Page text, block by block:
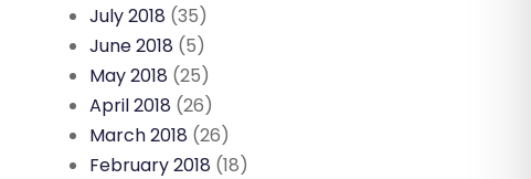
July 2018 (35)
June 2018 (5)
May 2018 (25)
April 2018 (26)
March 2018 (26)
February 2018 (18)